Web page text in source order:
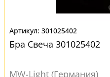
301025402
Бра Свеча 301025402
MW-Light (Германия)